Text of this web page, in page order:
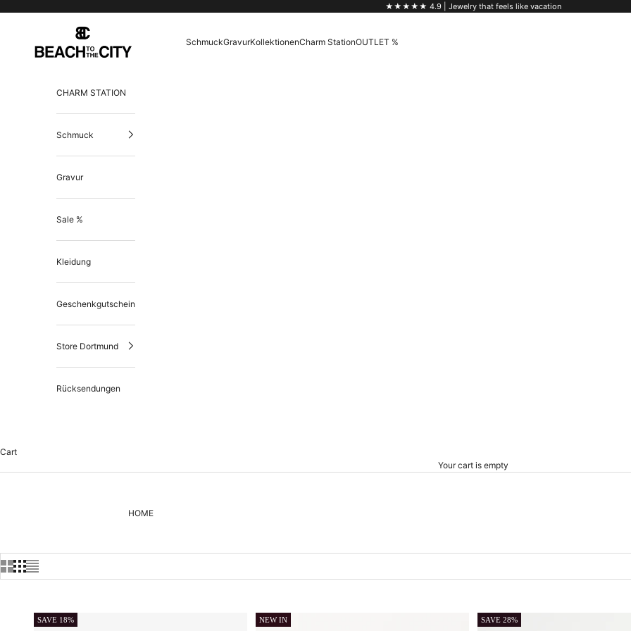
★★★★★ 4.9 | Jewelry that feels like vacation
Beach to the City
SchmuckGravurKollektionenCharm StationOUTLET %
CHARM STATION
Schmuck
Gravur
Sale %
Kleidung
Geschenkgutschein
Store Dortmund
Rücksendungen
Cart
Your cart is empty
HOME
SAVE 18% NEW IN SAVE 28%